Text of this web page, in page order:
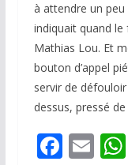
à attendre un peu
indiquait quand
Mathias Lou. Et
bouton d’appel
servir de
dessus, pressé
F E